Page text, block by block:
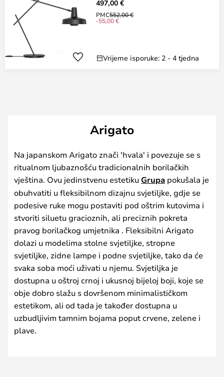
497,00 €
PMC552,00 €
-55,00 €
Vrijeme isporuke: 2 - 4 tjedna
Arigato
Na japanskom Arigato znači 'hvala' i povezuje se s
ritualnom ljubaznošću tradicionalnih borilačkih
vještina. Ovu jedinstvenu estetiku Grupa pokušala je
obuhvatiti u fleksibilnom dizajnu svjetiljke, gdje se
podesive ruke mogu postaviti pod oštrim kutovima i
stvoriti siluetu gracioznih, ali preciznih pokreta
pravog borilačkog umjetnika . Fleksibilni Arigato
dolazi u modelima stolne svjetiljke, stropne
svjetiljke, zidne lampe i podne svjetiljke, tako da će
svaka soba moći uživati u njemu. Svjetiljka je
dostupna u oštroj crnoj i ukusnoj bijeloj boji, koje se
obje dobro slažu s dovršenom minimalističkom
estetikom, ali od tada je također dostupna u
uzbudljivim tamnim bojama poput crvene, zelene i
plave.